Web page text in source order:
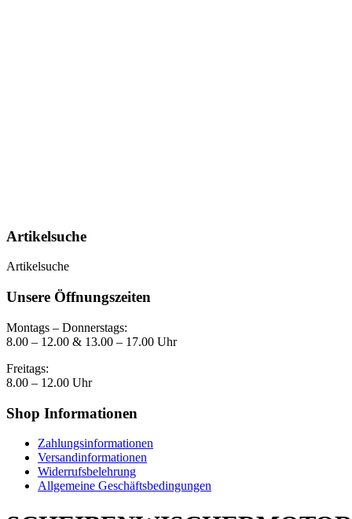
Artikelsuche
Artikelsuche
Unsere Öffnungszeiten
Montags – Donnerstags:
8.00 – 12.00 & 13.00 – 17.00 Uhr
Freitags:
8.00 – 12.00 Uhr
Shop Informationen
Zahlungsinformationen
Versandinformationen
Widerrufsbelehrung
Allgemeine Geschäftsbedingungen